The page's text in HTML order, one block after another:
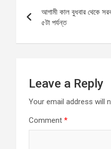
o
o
k
A
p
navigation
আগামী কাল বুধবার থেকে
৫টা পর্যন্ত
Leave a Reply
Your email address will
Comment *